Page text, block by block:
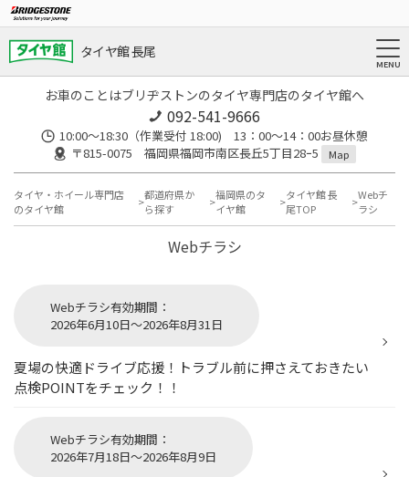
タイヤ館 長尾
お車のことはブリヂストンのタイヤ専門店のタイヤ館へ
092-541-9666
10:00～18:30（作業受付 18:00) 13：00～14：00お昼休憩
〒815-0075 福岡県福岡市南区長丘5丁目28ｰ5
Map
タイヤ・ホイール専門店
のタイヤ館
都道府県か
ら探す
福岡県のタ
イヤ館
タイヤ館 長
尾TOP
Webチ
ラシ
Webチラシ
Webチラシ有効期間：
2026年6月10日～2026年8月31日
夏場の快適ドライブ応援！トラブル前に押さえておきたい
点検POINTをチェック！！
Webチラシ有効期間：
2026年7月18日～2026年8月9日